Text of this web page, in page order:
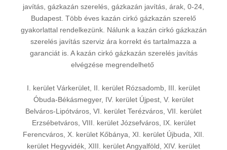
javítás, gázkazán szerelés, gázkazán javítás, árak, 0-24,
Budapest. Több éves kazán cirkó gázkazán szerelő
gyakorlattal rendelkezünk. Nálunk a kazán cirkó gázkazán
szerelés javítás szerviz ára korrekt és tartalmazza a
garanciát is. A kazán cirkó gázkazán szerelés javítás
elvégzése megrendelhető
I. kerület Várkerület, II. kerület Rózsadomb, III. kerület
Óbuda-Békásmegyer, IV. kerület Újpest, V. kerület
Belváros-Lipótváros, VI. kerület Terézváros, VII. kerület
Erzsébetváros, VIII. kerület Józsefváros, IX. kerület
Ferencváros, X. kerület Kőbánya, XI. kerület Újbuda, XII.
kerület Hegyvidék, XIII. kerület Angyalföld, XIV. kerület